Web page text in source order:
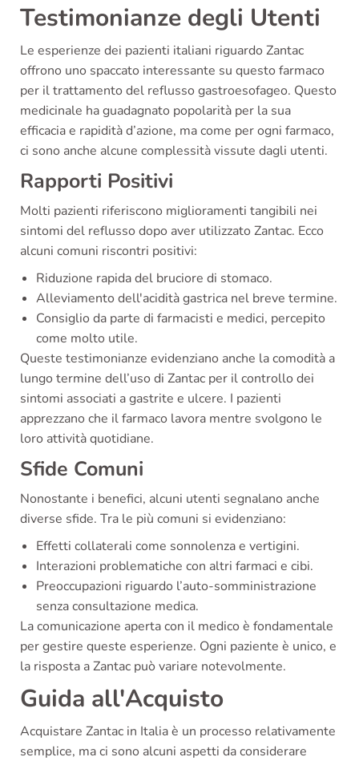
Testimonianze degli Utenti
Le esperienze dei pazienti italiani riguardo Zantac
offrono uno spaccato interessante su questo farmaco
per il trattamento del reflusso gastroesofageo. Questo
medicinale ha guadagnato popolarità per la sua
efficacia e rapidità d’azione, ma come per ogni farmaco,
ci sono anche alcune complessità vissute dagli utenti.
Rapporti Positivi
Molti pazienti riferiscono miglioramenti tangibili nei
sintomi del reflusso dopo aver utilizzato Zantac. Ecco
alcuni comuni riscontri positivi:
Riduzione rapida del bruciore di stomaco.
Alleviamento dell'acidità gastrica nel breve termine.
Consiglio da parte di farmacisti e medici, percepito
come molto utile.
Queste testimonianze evidenziano anche la comodità a
lungo termine dell’uso di Zantac per il controllo dei
sintomi associati a gastrite e ulcere. I pazienti
apprezzano che il farmaco lavora mentre svolgono le
loro attività quotidiane.
Sfide Comuni
Nonostante i benefici, alcuni utenti segnalano anche
diverse sfide. Tra le più comuni si evidenziano:
Effetti collaterali come sonnolenza e vertigini.
Interazioni problematiche con altri farmaci e cibi.
Preoccupazioni riguardo l’auto-somministrazione
senza consultazione medica.
La comunicazione aperta con il medico è fondamentale
per gestire queste esperienze. Ogni paziente è unico, e
la risposta a Zantac può variare notevolmente.
Guida all'Acquisto
Acquistare Zantac in Italia è un processo relativamente
semplice, ma ci sono alcuni aspetti da considerare